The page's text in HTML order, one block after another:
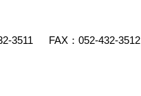
3511 FAX：052-432-3512